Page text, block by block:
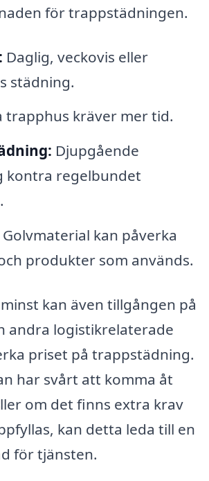
för trappstädningen.
Daglig, veckovis eller
städning.
trapphus kräver mer tid.
Djupgående
kontra regelbundet
Golvmaterial kan påverka
produkter som används.
kan även tillgången på
andra logistikrelaterade
priset på trappstädning.
har svårt att komma åt
om det finns extra krav
kan detta leda till en
för tjänsten.